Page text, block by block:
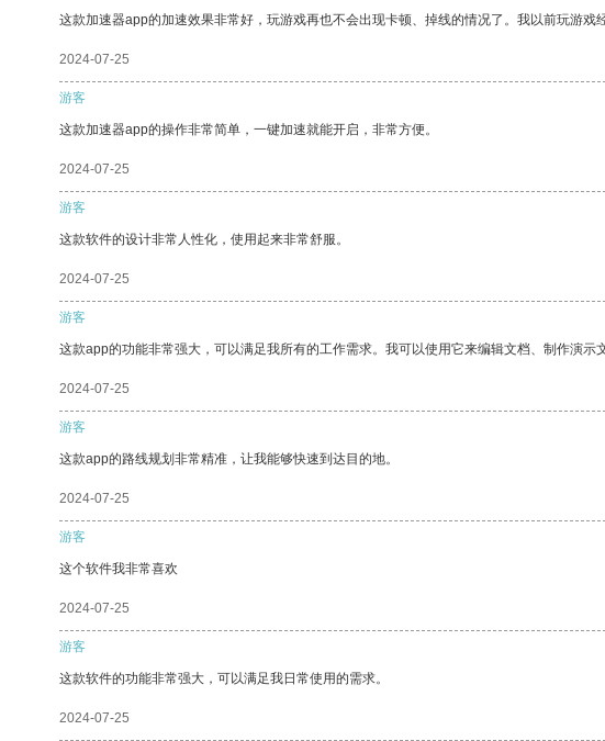
这款加速器app的加速效果非常好，玩游戏再也不会出现卡顿、掉线的情况了。我以前玩游戏
2024-07-25
游客
这款加速器app的操作非常简单，一键加速就能开启，非常方便。
2024-07-25
游客
这款软件的设计非常人性化，使用起来非常舒服。
2024-07-25
游客
这款app的功能非常强大，可以满足我所有的工作需求。我可以使用它来编辑文档、制作演示
2024-07-25
游客
这款app的路线规划非常精准，让我能够快速到达目的地。
2024-07-25
游客
这个软件我非常喜欢
2024-07-25
游客
这款软件的功能非常强大，可以满足我日常使用的需求。
2024-07-25